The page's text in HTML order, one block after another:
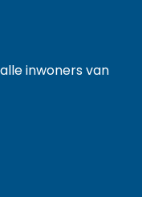
inwoners van